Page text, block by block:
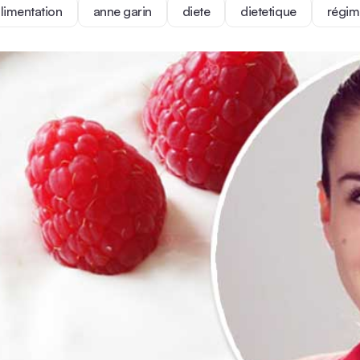
anne garin diete dietetique